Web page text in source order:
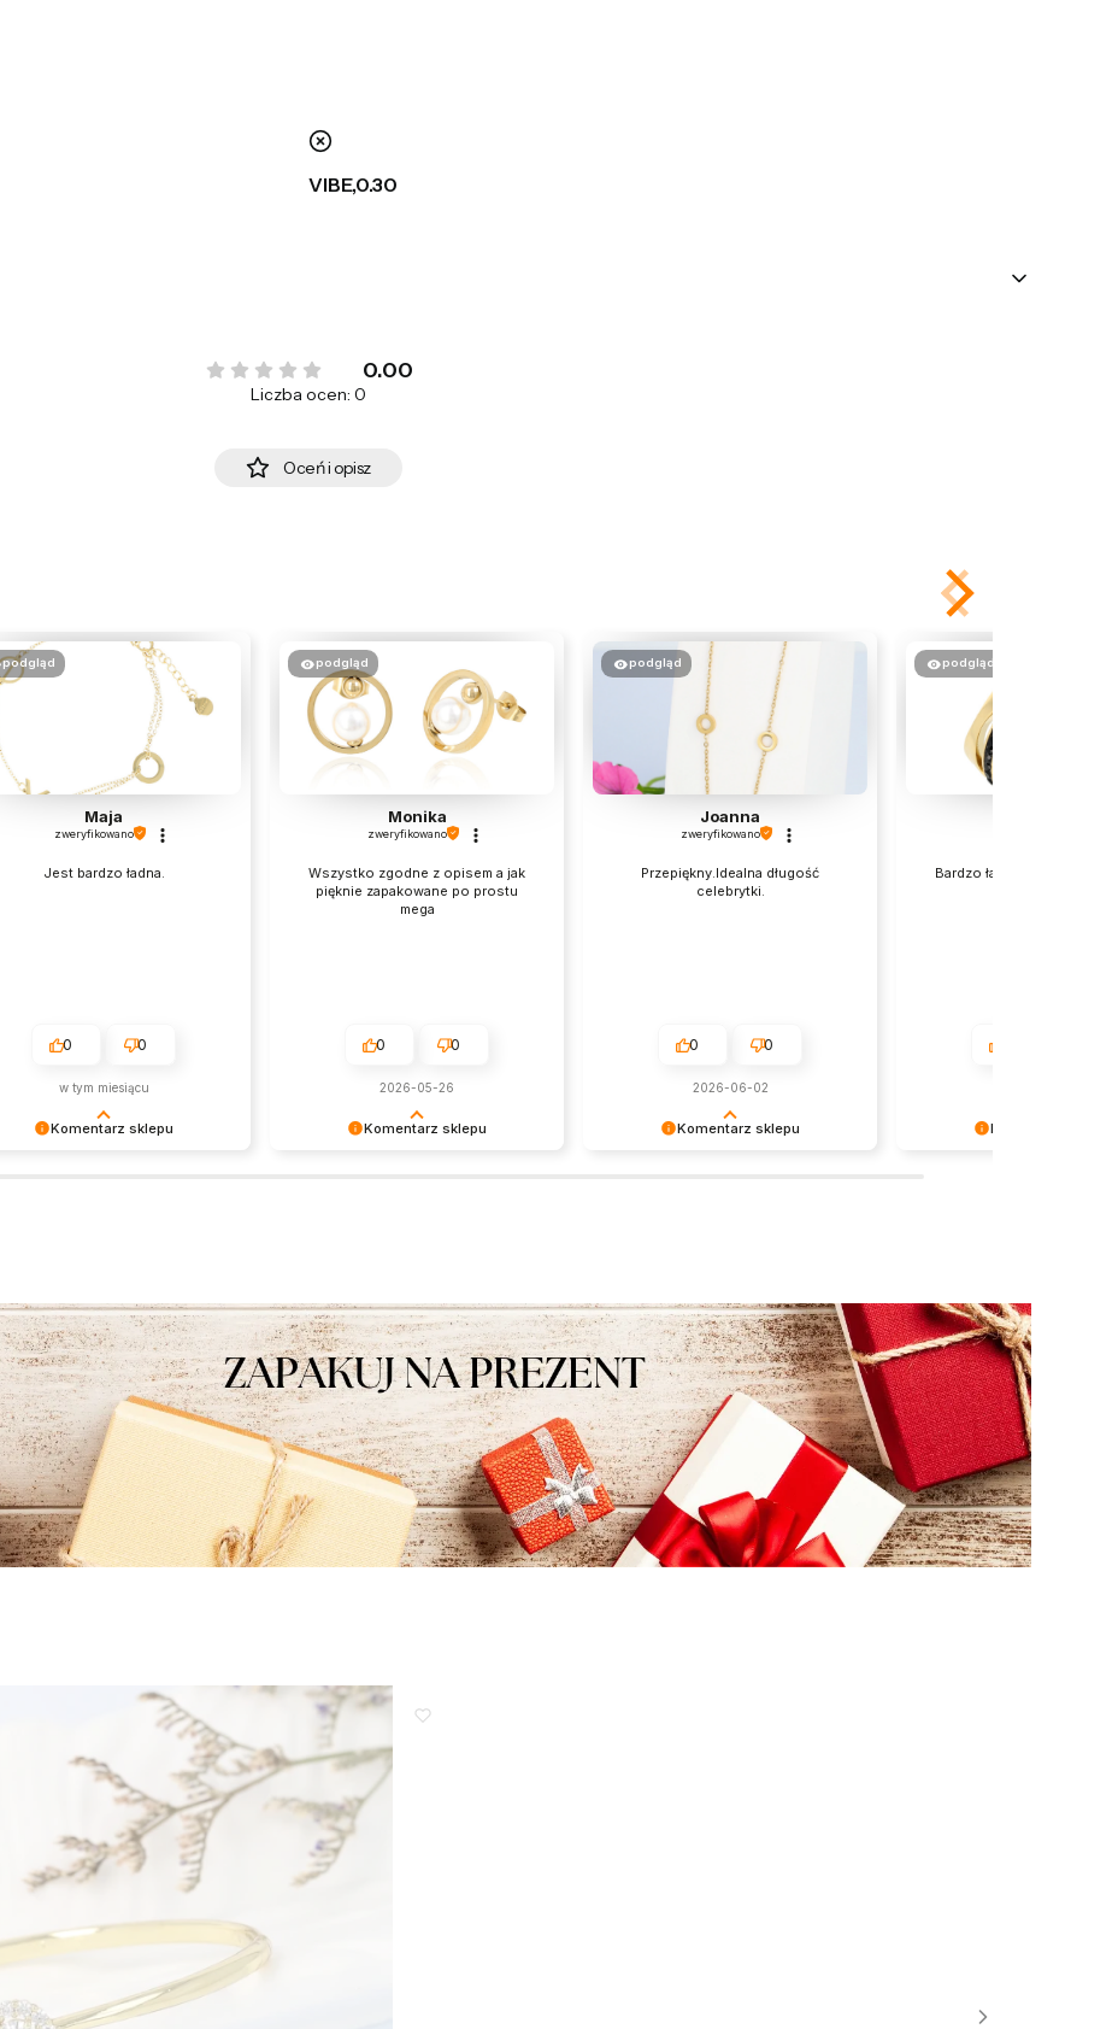
nie
VIBE,0.30
0.00
Liczba ocen: 0
Oceń i opisz
Komentarz sklepu
podgląd
Maja
zweryfikowano
Jest bardzo ładna.
0 0
w tym miesiącu
Komentarz sklepu
podgląd
Monika
zweryfikowano
Wszystko zgodne z opisem a jak
pięknie zapakowane po prostu
mega
0 0
2026-05-26
Komentarz sklepu
podgląd
Joanna
zweryfikowano
Przepiękny.Idealna długość
celebrytki.
0 0
2026-06-02
Komentarz sklepu
podgląd
Bardzo ładnie wyglądają na